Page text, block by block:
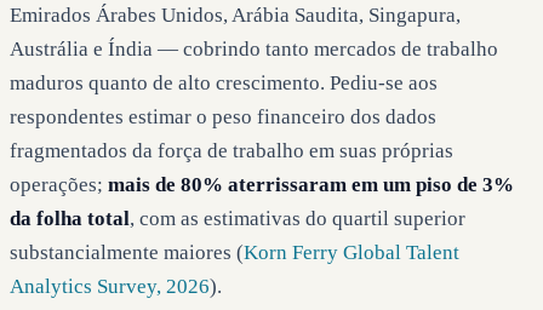
Emirados Árabes Unidos, Arábia Saudita, Singapura,
Austrália e Índia — cobrindo tanto mercados de trabalho
maduros quanto de alto crescimento. Pediu-se aos
respondentes estimar o peso financeiro dos dados
fragmentados da força de trabalho em suas próprias
operações; mais de 80% aterrissaram em um piso de 3%
da folha total, com as estimativas do quartil superior
substancialmente maiores (Korn Ferry Global Talent
Analytics Survey, 2026).